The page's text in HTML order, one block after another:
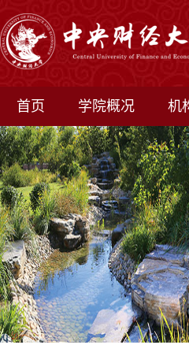
首页 学院概况 机